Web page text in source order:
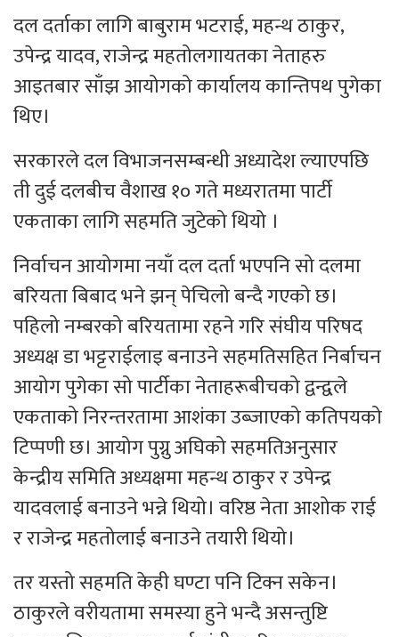
दल दर्ताका लागि बाबुराम भटराई, महन्थ ठाकुर,
उपेन्द्र यादव, राजेन्द्र महतोलगायतका नेताहरु
आइतबार साँझ आयोगको कार्यालय कान्तिपथ पुगेका
थिए।
सरकारले दल विभाजनसम्बन्धी अध्यादेश ल्याएपछि
ती दुई दलबीच वैशाख १० गते मध्यरातमा पार्टी
एकताका लागि सहमति जुटेको थियो ।
निर्वाचन आयोगमा नयाँ दल दर्ता भएपनि सो दलमा
बरियता बिबाद भने झन् पेचिलो बन्दै गएको छ।
पहिलो नम्बरको बरियतामा रहने गरि संघीय परिषद
अध्यक्ष डा भट्टराईलाइ बनाउने सहमतिसहित निर्बाचन
आयोग पुगेका सो पार्टीका नेताहरूबीचको द्वन्द्वले
एकताको निरन्तरतामा आशंका उब्जाएको कतिपयको
टिप्पणी छ। आयोग पुग्नु अघिको सहमतिअनुसार
केन्द्रीय समिति अध्यक्षमा महन्थ ठाकुर र उपेन्द्र
यादवलाई बनाउने भन्ने थियो। वरिष्ठ नेता आशोक राई
र राजेन्द्र महतोलाई बनाउने तयारी थियो।
तर यस्तो सहमति केही घण्टा पनि टिक्न सकेन।
ठाकुरले वरीयतामा समस्या हुने भन्दै असन्तुष्टि